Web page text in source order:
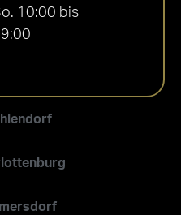
10:00 bis